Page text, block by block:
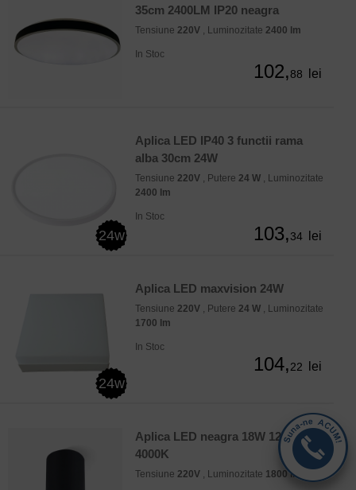
35cm 2400LM IP20 neagra
Tensiune 220V , Luminozitate 2400 lm
In Stoc
102,88 lei
24w
Aplica LED IP40 3 functii rama
alba 30cm 24W
Tensiune 220V , Putere 24 W , Luminozitate
2400 lm
In Stoc
103,34 lei
24w
Aplica LED maxvision 24W
Tensiune 220V , Putere 24 W , Luminozitate
1700 lm
In Stoc
104,22 lei
Aplica LED neagra 18W 12X15CM
4000K
Tensiune 220V , Luminozitate 1800 lm